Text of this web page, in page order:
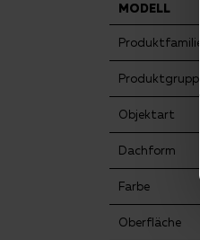
MODELL
Produktfamilie
Produktgruppe
Objektart
Dachform
Farbe
Oberfläche